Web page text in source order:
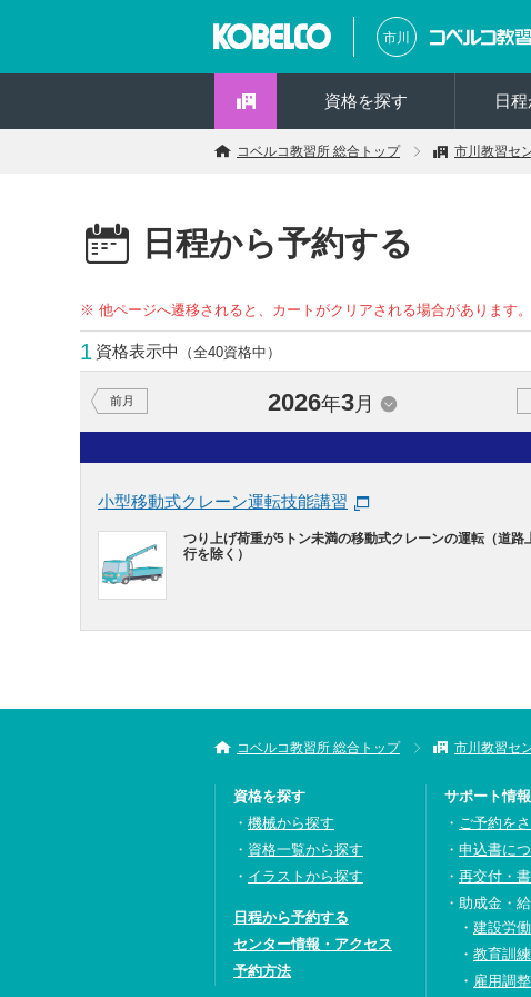
市川
資格を探す 日
コベルコ教習所 総合トップ 市川教習セ
日程から予約する
※ 他ページへ遷移されると、カートがクリアされる場合があります。
1 資格表示中 （全40資格中）
前月 2026年3月
小型移動式クレーン運転技能講習
つり上げ荷重が5トン未満の移動式クレーンの運転（道路
行を除く）
コベルコ教習所 総合トップ 市川教習セ
資格を探す
機械から探す
資格一覧から探す
イラストから探す
日程から予約する
センター情報・アクセス
予約方法
サポート情報
ご予約を
申込書に
再交付・
助成金・
建設労
教育訓
雇用調